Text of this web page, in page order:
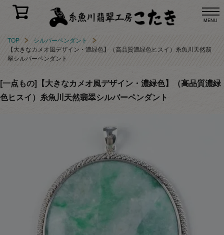
MENU
TOP
シルバーペンダント
【大きなカメオ風デザイン・濃緑色】（高品質濃緑色ヒスイ）糸魚川天然翡
翠シルバーペンダント
[一点もの]【大きなカメオ風デザイン・濃緑色】（高品質濃緑
色ヒスイ）糸魚川天然翡翠シルバーペンダント